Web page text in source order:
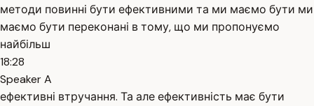
методи повинні бути ефективними та ми маємо бути ми
маємо бути переконані в тому, що ми пропонуємо
найбільш
18:28
Speaker A
ефективні втручання. Та але ефективність має бути